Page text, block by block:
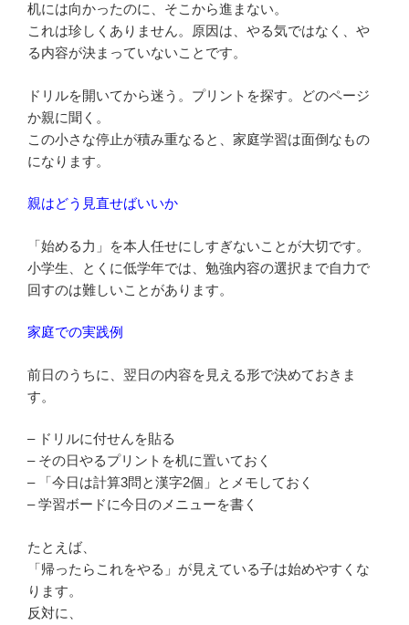
机には向かったのに、そこから進まない。
これは珍しくありません。原因は、やる気ではなく、や
る内容が決まっていないことです。
ドリルを開いてから迷う。プリントを探す。どのページ
か親に聞く。
この小さな停止が積み重なると、家庭学習は面倒なもの
になります。
親はどう見直せばいいか
「始める力」を本人任せにしすぎないことが大切です。
小学生、とくに低学年では、勉強内容の選択まで自力で
回すのは難しいことがあります。
家庭での実践例
前日のうちに、翌日の内容を見える形で決めておきま
す。
– ドリルに付せんを貼る
– その日やるプリントを机に置いておく
– 「今日は計算3問と漢字2個」とメモしておく
– 学習ボードに今日のメニューを書く
たとえば、
「帰ったらこれをやる」が見えている子は始めやすくな
ります。
反対に、